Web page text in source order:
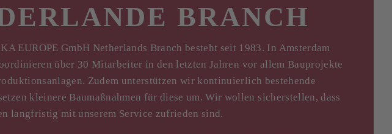
BRANCH
EUROPE GmbH Netherlands Branch besteht seit 1983. In Amsterdam
über 30 Mitarbeiter in den letzten Jahren vor allem Bauprojekte
Zudem unterstützen wir kontinuierlich bestehende
kleinere Baumaßnahmen für diese um. Wir wollen sicherstellen, dass
langfristig mit unserem Service zufrieden sind.